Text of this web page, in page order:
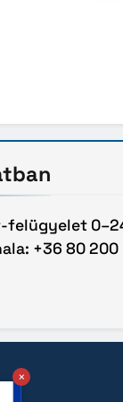
felügyelet
+36 80 200
×